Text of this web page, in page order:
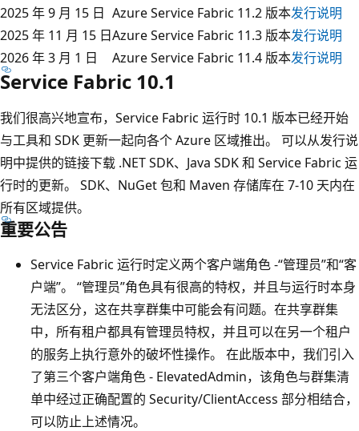
2025 年 9 月 15 日 Azure Service Fabric 11.2 版本发行说明
2025 年 11 月 15 日Azure Service Fabric 11.3 版本发行说明
2026 年 3 月 1 日
Azure Service Fabric 11.4 版本发行说明
Service Fabric 10.1
我们很高兴地宣布，Service Fabric 运行时 10.1 版本已经开始
与工具和 SDK 更新一起向各个 Azure 区域推出。 可以从发行说
明中提供的链接下载 .NET SDK、Java SDK 和 Service Fabric 运
行时的更新。 SDK、NuGet 包和 Maven 存储库在 7-10 天内在
所有区域提供。
重要公告
Service Fabric 运行时定义两个客户端角色 -“管理员”和“客
户端”。 “管理员”角色具有很高的特权，并且与运行时本身
无法区分，这在共享群集中可能会有问题。在共享群集
中，所有租户都具有管理员特权，并且可以在另一个租户
的服务上执行意外的破坏性操作。 在此版本中，我们引入
了第三个客户端角色 - ElevatedAdmin，该角色与群集清
单中经过正确配置的 Security/ClientAccess 部分相结合，
可以防止上述情况。